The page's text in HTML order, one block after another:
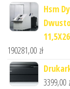
Hsm
190281,00 zł
3399,00